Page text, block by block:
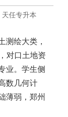
天任专升本
绘大类，
对口土地资
业。学生侧
数几何计
薄弱，郑州